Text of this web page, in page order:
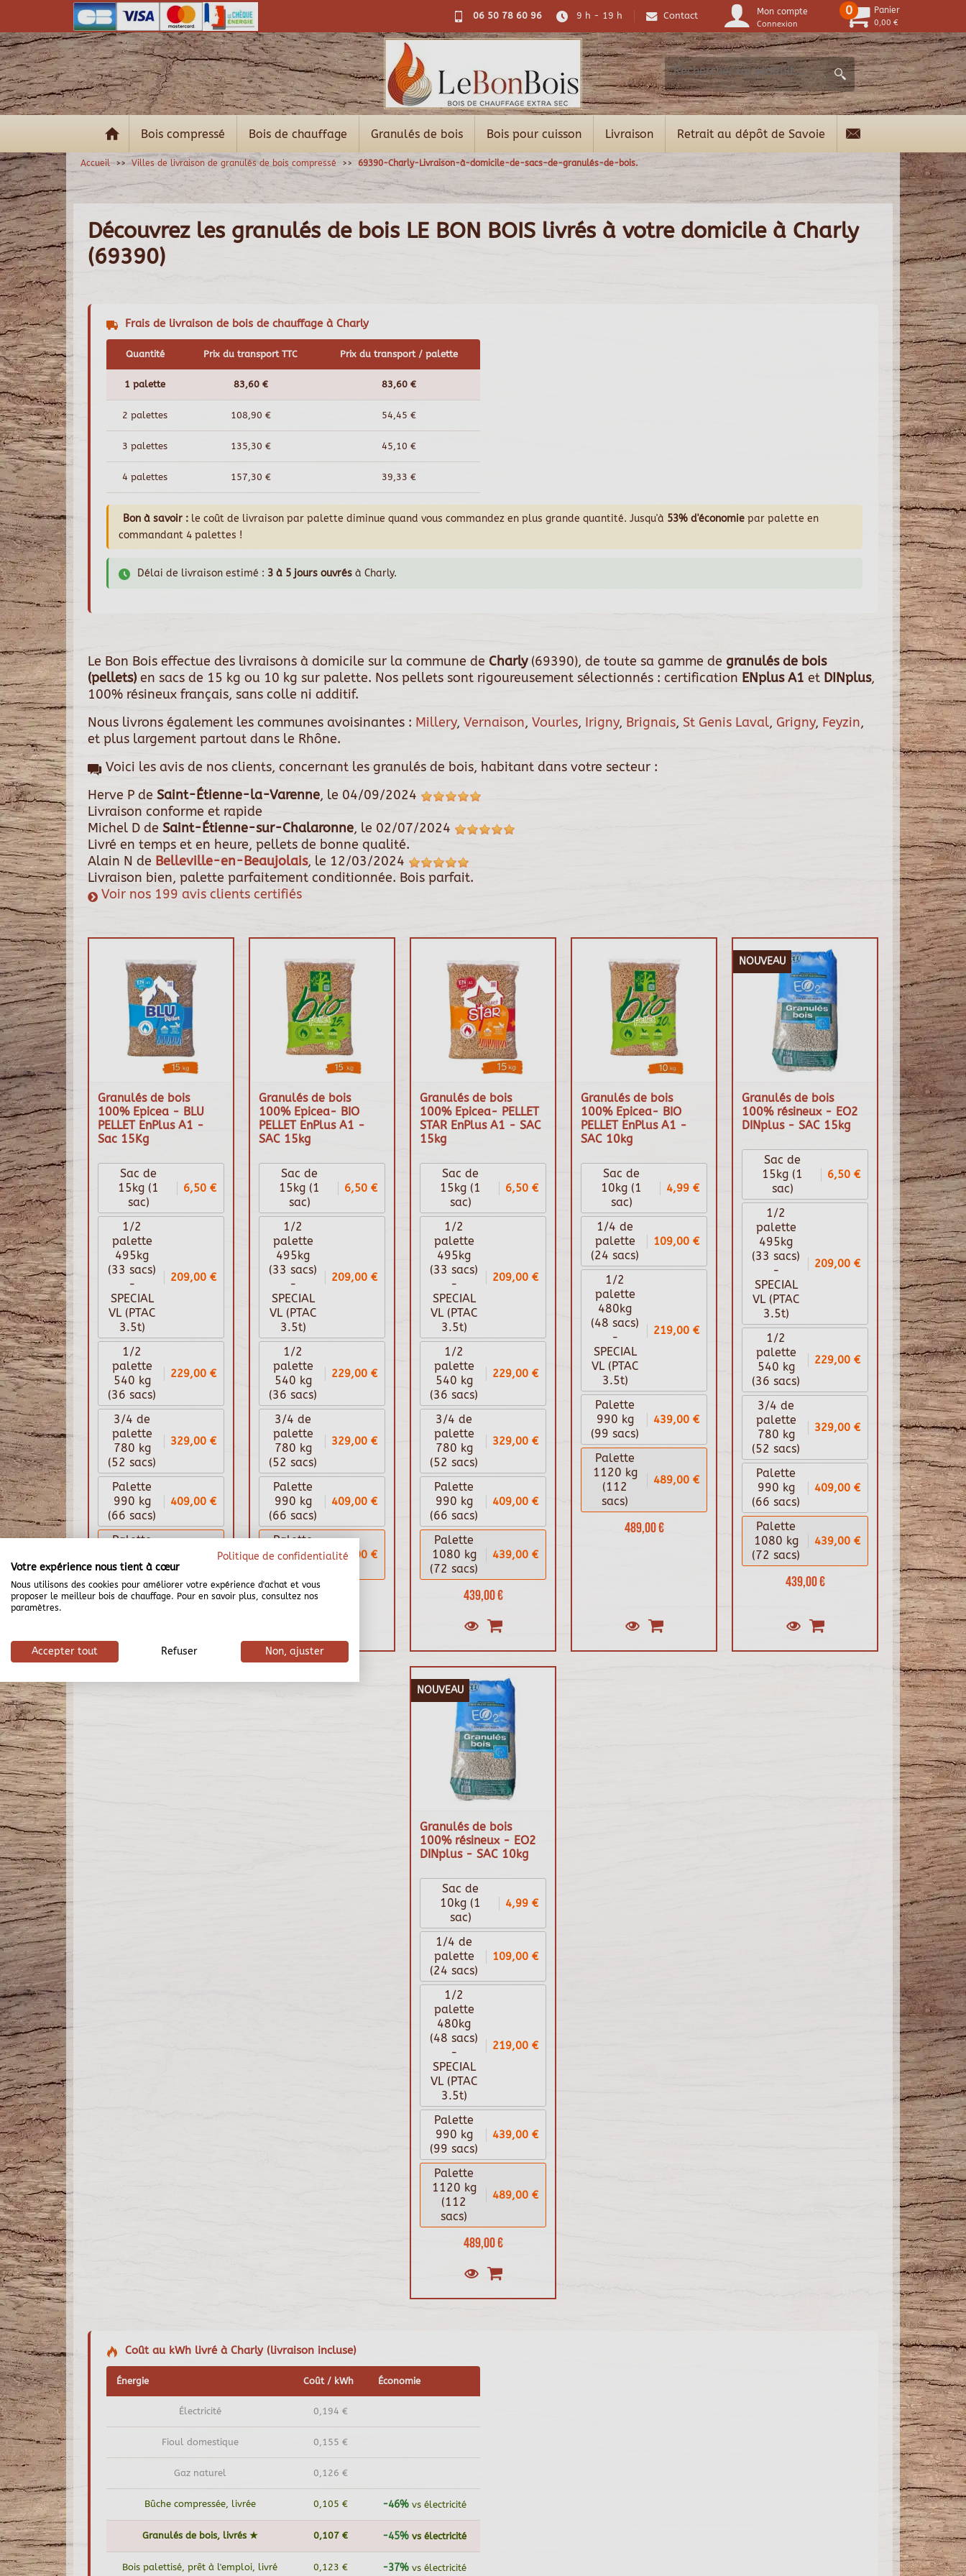
06 50 78 60 96 9 h - 19 h Contact Mon compte
Connexion
0 Panier
0,00 €
Bois compressé Bois de chauffage Granulés de bois Bois pour cuisson Livraison Retrait au dépôt de Savoie
Accueil Villes de livraison de granulés de bois compressé 69390-Charly-Livraison-à-domicile-de-sacs-de-granulés-de-bois.
Découvrez les granulés de bois LE BON BOIS livrés à votre domicile à Charly
(69390)
Frais de livraison de bois de chauffage à Charly
Quantité Prix du transport TTC Prix du transport / palette
1 palette 83,60 € 83,60 €
2 palettes 108,90 € 54,45 €
3 palettes 135,30 € 45,10 €
4 palettes 157,30 € 39,33 €
Bon à savoir : le coût de livraison par palette diminue quand vous commandez en plus grande quantité. Jusqu'à 53% d'économie par palette en
commandant 4 palettes !
Délai de livraison estimé : 3 à 5 jours ouvrés à Charly.
Le Bon Bois effectue des livraisons à domicile sur la commune de Charly(69390), de toute sa gamme de granulés de bois
(pellets) en sacs de 15 kg ou 10 kg sur palette. Nos pellets sont rigoureusement sélectionnés : certification ENplus A1 et DINplus,
100% résineux français, sans colle ni additif.
Nous livrons également les communes avoisinantes : Millery, Vernaison, Vourles, Irigny, Brignais, St Genis Laval, Grigny, Feyzin,
et plus largement partout dans le Rhône.
Voici les avis de nos clients, concernant les granulés de bois, habitant dans votre secteur :
Herve P de Saint-Étienne-la-Varenne, le 04/09/2024
Livraison conforme et rapide
Michel D de Saint-Étienne-sur-Chalaronne, le 02/07/2024
Livré en temps et en heure, pellets de bonne qualité.
Alain N de Belleville-en-Beaujolais, le 12/03/2024
Livraison bien, palette parfaitement conditionnée. Bois parfait.
Voir nos 199 avis clients certifiés
Granulés de bois
100% Epicea - BLU
PELLET EnPlus A1 -
Sac 15Kg
439,00 €
Sac de
15kg (1
sac)
6,50 €
1/2
palette
495kg
(33 sacs)
-
SPECIAL
VL (PTAC
3.5t)
209,00 €
1/2
palette
540 kg
(36 sacs)
229,00 €
3/4 de
palette
780 kg
(52 sacs)
329,00 €
Palette
990 kg
(66 sacs)
409,00 €
Palette
(72 sacs)
Granulés de bois
100% Epicea- BIO
PELLET EnPlus A1 -
SAC 15kg
439,00 €
Sac de
15kg (1
sac)
6,50 €
1/2
palette
495kg
(33 sacs)
-
SPECIAL
VL (PTAC
3.5t)
209,00 €
1/2
palette
540 kg
(36 sacs)
229,00 €
3/4 de
palette
780 kg
(52 sacs)
329,00 €
Palette
990 kg
(66 sacs)
409,00 €
Palette
1080 kg
439,00 €
Granulés de bois
100% Epicea- PELLET
STAR EnPlus A1 - SAC
15kg
439,00 €
Sac de
15kg (1
sac)
6,50 €
1/2
palette
495kg
(33 sacs)
-
SPECIAL
VL (PTAC
3.5t)
209,00 €
1/2
palette
540 kg
(36 sacs)
229,00 €
3/4 de
palette
780 kg
(52 sacs)
329,00 €
Palette
990 kg
(66 sacs)
409,00 €
Palette
1080 kg
(72 sacs)
439,00 €
Granulés de bois
100% Epicea- BIO
PELLET EnPlus A1 -
SAC 10kg
489,00 €
Sac de
10kg (1
sac)
4,99 €
1/4 de
palette
(24 sacs)
109,00 €
1/2
palette
480kg
(48 sacs)
-
SPECIAL
VL (PTAC
3.5t)
219,00 €
Palette
990 kg
(99 sacs)
439,00 €
Palette
1120 kg
(112
sacs)
489,00 €
NOUVEAU
Granulés de bois
100% résineux - EO2
DINplus - SAC 15kg
439,00 €
Sac de
15kg (1
sac)
6,50 €
1/2
palette
495kg
(33 sacs)
-
SPECIAL
VL (PTAC
3.5t)
209,00 €
1/2
palette
540 kg
(36 sacs)
229,00 €
3/4 de
palette
780 kg
(52 sacs)
329,00 €
Palette
990 kg
(66 sacs)
409,00 €
Palette
1080 kg
(72 sacs)
439,00 €
NOUVEAU
Granulés de bois
100% résineux - EO2
DINplus - SAC 10kg
489,00 €
Sac de
10kg (1
sac)
4,99 €
1/4 de
palette
(24 sacs)
109,00 €
1/2
palette
480kg
(48 sacs)
-
SPECIAL
VL (PTAC
3.5t)
219,00 €
Palette
990 kg
(99 sacs)
439,00 €
Palette
1120 kg
(112
sacs)
489,00 €
Coût au kWh livré à Charly (livraison incluse)
Énergie Coût / kWh Économie
Électricité 0,194 €
Fioul domestique 0,155 €
Gaz naturel 0,126 €
Bûche compressée, livrée 0,105 € -46%vs électricité
Granulés de bois, livrés ★ 0,107 € -45%vs électricité
Bois palettisé, prêt à l'emploi, livré 0,123 € -37%vs électricité
Politique de confidentialité
Votre expérience nous tient à cœur
Nous utilisons des cookies pour améliorer votre expérience d'achat et vous
proposer le meilleur bois de chauffage. Pour en savoir plus, consultez nos
paramètres.
Accepter tout Refuser Non, ajuster